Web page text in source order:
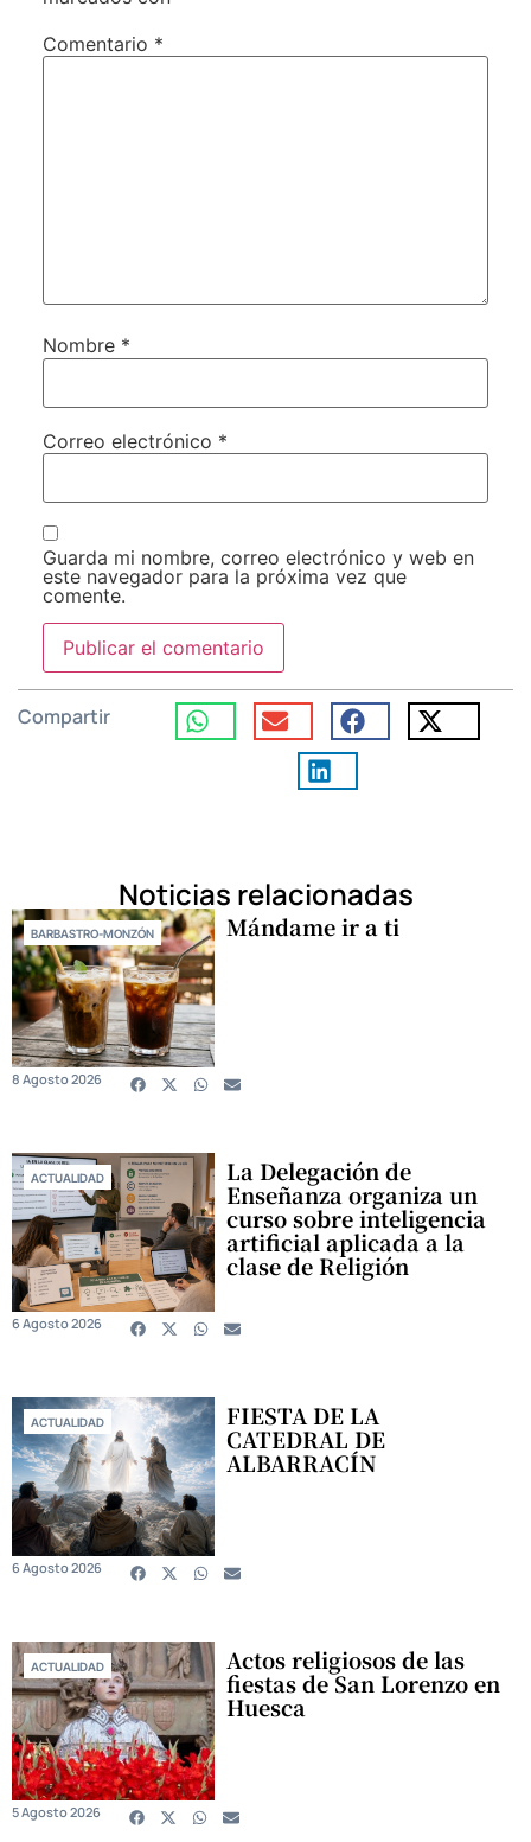
Comentario *
Nombre *
Correo electrónico *
Guarda mi nombre, correo electrónico y web en
este navegador para la próxima vez que
comente.
Compartir
Noticias relacionadas
BARBASTRO-MONZÓN Mándame ir a ti
8 Agosto 2026
ACTUALIDAD La Delegación de
Enseñanza organiza un
curso sobre inteligencia
artificial aplicada a la
clase de Religión
6 Agosto 2026
ACTUALIDAD FIESTA DE LA
CATEDRAL DE
ALBARRACÍN
6 Agosto 2026
ACTUALIDAD Actos religiosos de las
fiestas de San Lorenzo en
Huesca
5 Agosto 2026